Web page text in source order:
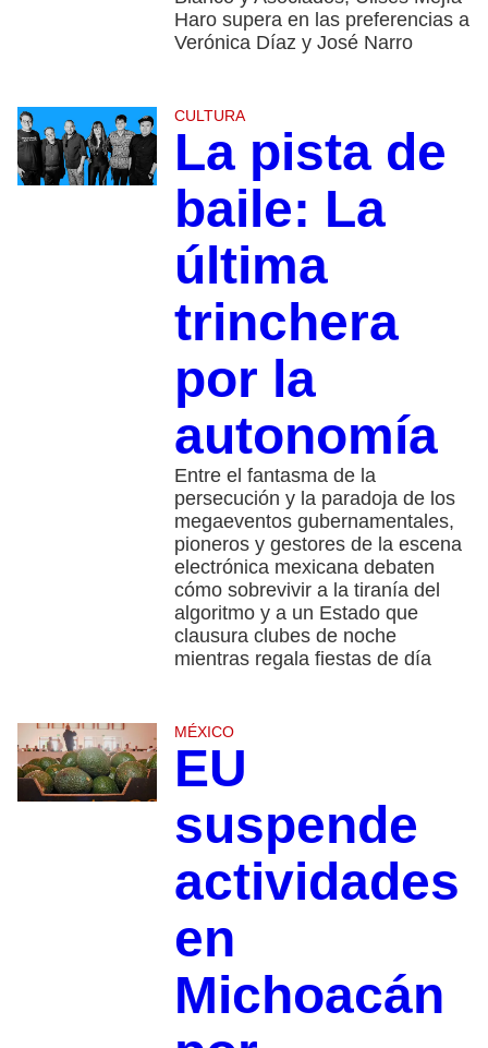
Haro supera en las preferencias a
Verónica Díaz y José Narro
CULTURA
La pista de
baile: La
última
trinchera
por la
autonomía
Entre el fantasma de la
persecución y la paradoja de los
megaeventos gubernamentales,
pioneros y gestores de la escena
electrónica mexicana debaten
cómo sobrevivir a la tiranía del
algoritmo y a un Estado que
clausura clubes de noche
mientras regala fiestas de día
MÉXICO
EU
suspende
actividades
en
Michoacán